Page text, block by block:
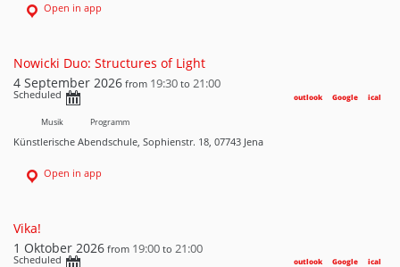
Open in app
Nowicki Duo: Structures of Light
4 September 2026 from 19:30 to 21:00
Scheduled ical
Google
outlook
Musik Programm
Künstlerische Abendschule, Sophienstr. 18, 07743 Jena
Open in app
Vika!
1 Oktober 2026 from 19:00 to 21:00
Scheduled ical
Google
outlook